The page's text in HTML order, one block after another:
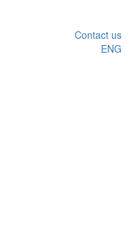
Contact us
ENG